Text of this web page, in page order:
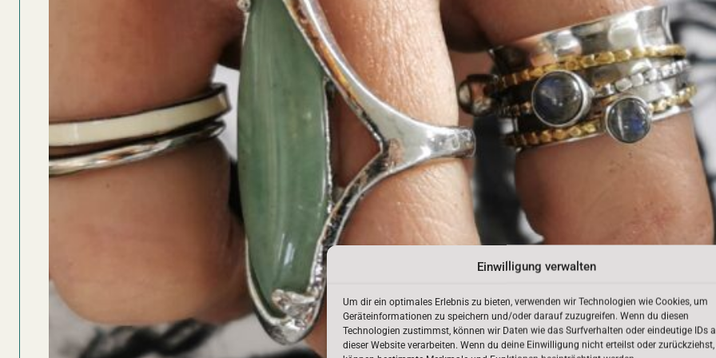
Einwilligung verwalten
Um dir ein optimales Erlebnis zu bieten, verwenden wir Technologien wie Cookies, um
Geräteinformationen zu speichern und/oder darauf zuzugreifen. Wenn du diesen
Technologien zustimmst, können wir Daten wie das Surfverhalten oder eindeutige IDs
dieser Website verarbeiten. Wenn du deine Einwilligung nicht erteilst oder zurückziehst,